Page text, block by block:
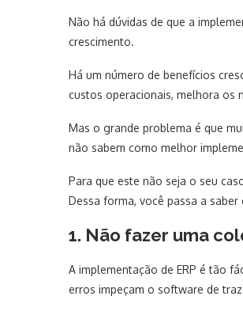
Não há dúvidas de que a
crescimento.
Há um número de benefícios
custos operacionais, melhora os
Mas o grande problema é que
não sabem como melhor
Para que este não seja o seu
Dessa forma, você passa a
1. Não fazer uma
A implementação de ERP é tão
erros impeçam o software de